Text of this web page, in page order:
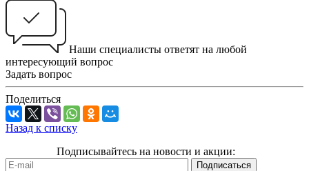
Наши специалисты ответят на любой
интересующий вопрос
Задать вопрос
Поделиться
Назад к списку
Подписывайтесь на новости и акции: